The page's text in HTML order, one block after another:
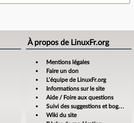
À propos de LinuxFr.org
Mentions légales
Faire un don
L’équipe de LinuxFr.org
Informations sur le site
Aide / Foire aux questions
Suivi des suggestions et bogues
Wiki du site